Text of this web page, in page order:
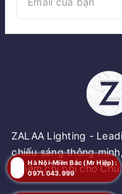
ZALAA Lighting -
chiếu sáng thông
kiệm chi phí cho
Hà Nội-Miền Bắc (Mr Hiệp):
0971.043.999